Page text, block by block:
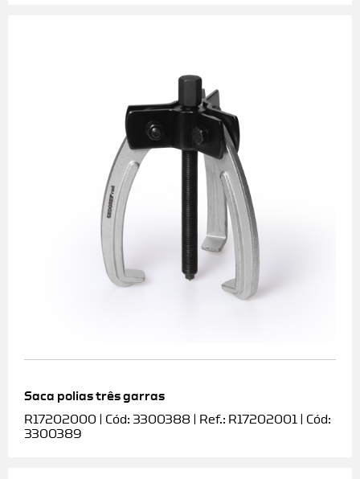
Saca polias três garras
R17202000 | Cód: 3300388 | Ref.: R17202001 | Cód:
3300389